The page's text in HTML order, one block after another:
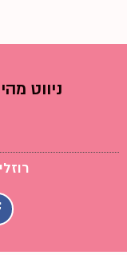
ניווט